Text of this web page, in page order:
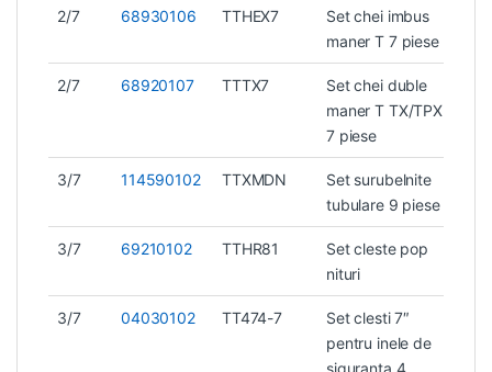
2/7 68930106 TTHEX7
Set chei imbus
maner T 7 piese
2/7 68920107 TTTX7
Set chei duble
maner T TX/TPX
7 piese
3/7 114590102 TTXMDN
Set surubelnite
tubulare 9 piese
3/7 69210102 TTHR81
Set cleste pop
nituri
3/7 04030102 TT474-7
Set clesti 7″
pentru inele de
siguranta 4